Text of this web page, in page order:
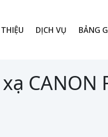
DỊCH VỤ BẢNG
CANON